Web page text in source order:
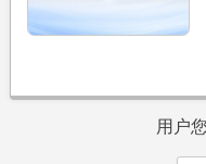
用户